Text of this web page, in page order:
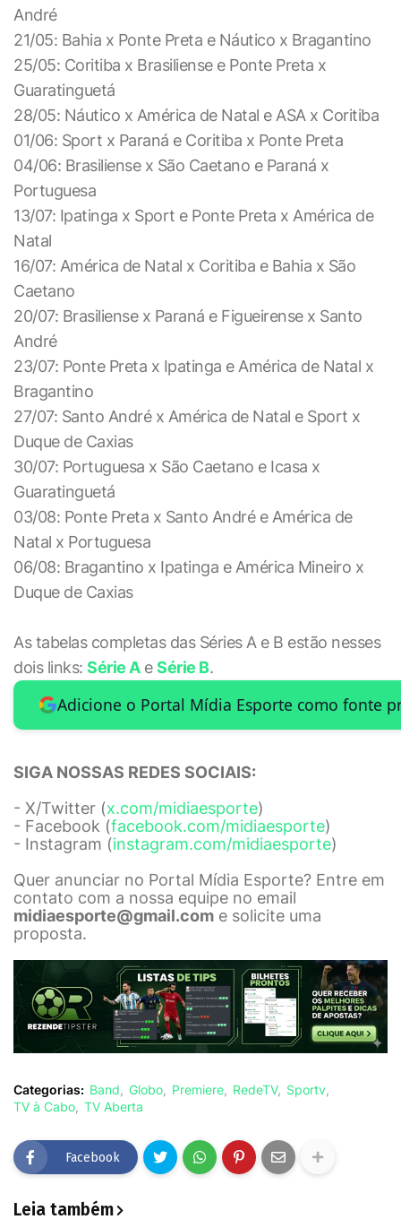
André
21/05: Bahia x Ponte Preta e Náutico x Bragantino
25/05: Coritiba x Brasiliense e Ponte Preta x
Guaratinguetá
28/05: Náutico x América de Natal e ASA x Coritiba
01/06: Sport x Paraná e Coritiba x Ponte Preta
04/06: Brasiliense x São Caetano e Paraná x
Portuguesa
13/07: Ipatinga x Sport e Ponte Preta x América de
Natal
16/07: América de Natal x Coritiba e Bahia x São
Caetano
20/07: Brasiliense x Paraná e Figueirense x Santo
André
23/07: Ponte Preta x Ipatinga e América de Natal x
Bragantino
27/07: Santo André x América de Natal e Sport x
Duque de Caxias
30/07: Portuguesa x São Caetano e Icasa x
Guaratinguetá
03/08: Ponte Preta x Santo André e América de
Natal x Portuguesa
06/08: Bragantino x Ipatinga e América Mineiro x
Duque de Caxias
As tabelas completas das Séries A e B estão nesses
dois links: Série AeSérie B.
Adicione o Portal Mídia Esporte como fonte
SIGA NOSSAS REDES SOCIAIS:
- X/Twitter (x.com/midiaesporte)
- Facebook (facebook.com/midiaesporte)
- Instagram (instagram.com/midiaesporte)
Quer anunciar no Portal Mídia Esporte? Entre em
contato com a nossa equipe no email
midiaesporte@gmail.com e solicite uma
proposta.
Categorias: Band Globo Premiere RedeTV
Sportv
TV à Cabo TV Aberta
Facebook
Leia também